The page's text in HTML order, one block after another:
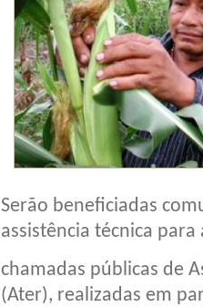
Serão beneficiadas
assistência técnica
chamadas públicas de
(Ater), realizadas em